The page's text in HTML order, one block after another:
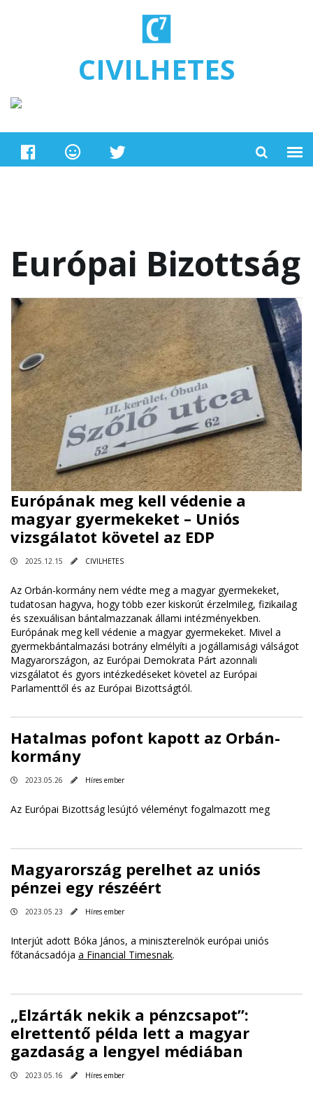
CIVILHETES
Európai Bizottság
Európának meg kell védenie a
magyar gyermekeket – Uniós
vizsgálatot követel az EDP
2025.12.15 CIVILHETES
Az Orbán-kormány nem védte meg a magyar gyermekeket,
tudatosan hagyva, hogy több ezer kiskorút érzelmileg, fizikailag
és szexuálisan bántalmazzanak állami intézményekben.
Európának meg kell védenie a magyar gyermekeket. Mivel a
gyermekbántalmazási botrány elmélyíti a jogállamisági válságot
Magyarországon, az Európai Demokrata Párt azonnali
vizsgálatot és gyors intézkedéseket követel az Európai
Parlamenttől és az Európai Bizottságtól.
Hatalmas pofont kapott az Orbán-
kormány
2023.05.26 Híres ember
Az Európai Bizottság lesújtó véleményt fogalmazott meg
Magyarország perelhet az uniós
pénzei egy részéért
2023.05.23 Híres ember
Interjút adott Bóka János, a miniszterelnök európai uniós
főtanácsadója a Financial Timesnak.
„Elzárták nekik a pénzcsapot”:
elrettentő példa lett a magyar
gazdaság a lengyel médiában
2023.05.16 Híres ember